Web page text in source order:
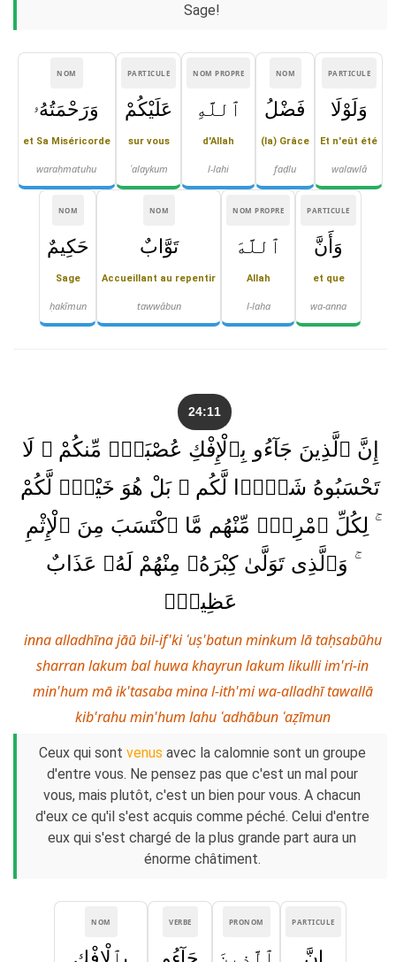
Sage!
PARTICULE
وَلَوْلَا
Et n'eût été
walawlā
NOM
فَضْلُ
(la) Grâce
faḍlu
NOM PROPRE
ٱللَّهِ
d'Allah
l-lahi
PARTICULE
عَلَيْكُمْ
sur vous
ʿalaykum
NOM
وَرَحْمَتُهُۥ
et Sa Miséricorde
waraḥmatuhu
PARTICULE
وَأَنَّ
et que
wa-anna
NOM PROPRE
ٱللَّهَ
Allah
l-laha
NOM
تَوَّابٌ
Accueillant au repentir
tawwābun
NOM
حَكِيمٌ
Sage
ḥakīmun
24:11
إِنَّ ٱلَّذِينَ جَآءُو بِٱلْإِفْكِ عُصْبَةٌۭ مِّنكُمْ ۚ لَا
تَحْسَبُوهُ شَرًّۭا لَّكُم ۖ بَلْ هُوَ خَيْرٌۭ لَّكُمْ
ۚ لِكُلِّ ٱمْرِئٍۢ مِّنْهُم مَّا ٱكْتَسَبَ مِنَ ٱلْإِثْمِ
ۚ وَٱلَّذِى تَوَلَّىٰ كِبْرَهُۥ مِنْهُمْ لَهُۥ عَذَابٌ
عَظِيمٌۭ
inna alladhīna jāū bil-if'ki ʿuṣ'batun minkum lā taḥsabūhu
sharran lakum bal huwa khayrun lakum likulli im'ri-in
min'hum mā ik'tasaba mina l-ith'mi wa-alladhī tawallā
kib'rahu min'hum lahu ʿadhābun ʿaẓīmun
Ceux qui sont venus avec la calomnie sont un groupe
d'entre vous. Ne pensez pas que c'est un mal pour
vous, mais plutôt, c'est un bien pour vous. A chacun
d'eux ce qu'il s'est acquis comme péché. Celui d'entre
eux qui s'est chargé de la plus grande part aura un
énorme châtiment.
PARTICULE
PRONOM
VERBE
NOM